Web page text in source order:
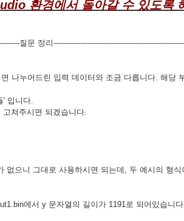
환경에서 돌아갈 수 있도록
질문 정리
나누어드린 입력 데이터와 조금 다릅니다. 해당
' 입니다.
쳐주시면 되겠습니다.
없으니 그대로 사용하시면 되는데, 두 예시의 형
에서 y 문자열의 길이가 1191로 되어있습니